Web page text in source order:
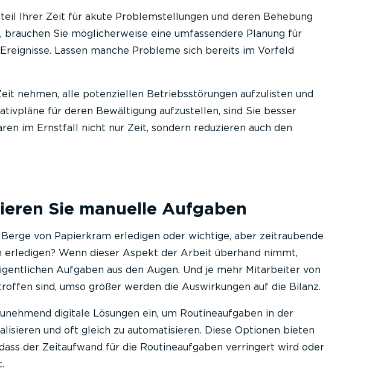
Ihrer Zeit für akute Problemstellungen und deren Behebung
brauchen Sie möglicherweise eine umfassendere Planung für
Lassen manche Probleme sich bereits im Vorfeld
nehmen, alle potenziellen Betriebsstörungen aufzulisten und
für deren Bewältigung aufzustellen, sind Sie besser
im Ernstfall nicht nur Zeit, sondern reduzieren auch den
Sie manuelle Aufgaben
Berge von Papierkram erledigen oder wichtige, aber zeitraubende
erledigen? Wenn dieser Aspekt der Arbeit überhand nimmt,
Aufgaben aus den Augen. Und je mehr Mitarbeiter von
sind, umso größer werden die Auswirkungen auf die Bilanz.
digitale Lösungen ein, um Routineaufgaben in der
und oft gleich zu automatisieren. Diese Optionen bieten
der Zeitaufwand für die Routineaufgaben verringert wird oder